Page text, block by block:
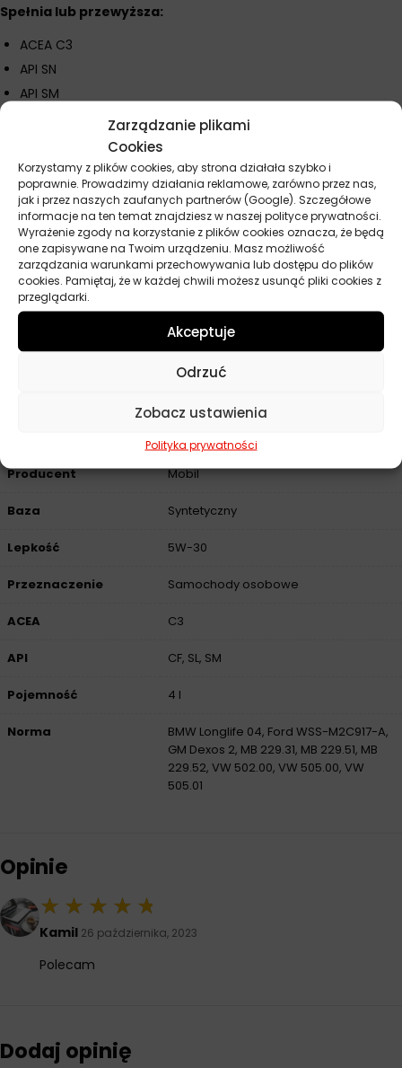
Zarządzanie plikami
Cookies
Korzystamy z plików cookies, aby strona działała szybko i
poprawnie. Prowadzimy działania reklamowe, zarówno przez nas,
jak i przez naszych zaufanych partnerów (Google). Szczegółowe
informacje na ten temat znajdziesz w naszej polityce prywatności.
Wyrażenie zgody na korzystanie z plików cookies oznacza, że będą
one zapisywane na Twoim urządzeniu. Masz możliwość
zarządzania warunkami przechowywania lub dostępu do plików
cookies. Pamiętaj, że w każdej chwili możesz usunąć pliki cookies z
przeglądarki.
Akceptuje
Odrzuć
Zobacz ustawienia
Polityka prywatności
Spełnia lub przewyższa:
ACEA C3
API SN
API SM
Parametry techniczne
Klasa lepkości: SAE 5W30
Gęstość w temp. 15°C: 0,85 g/ml
Lepkość kinematyczna w temp. 40°C: 68 mm²/s
Lepkość kinematyczna w temp. 100°C: 11,9 mm²/s
Temperatura płynięcia: minus 36°C
Temperatura zapłonu (COC): 230°C
Popiół siarczanowy: 0,8%
Fosfor: 0,08%
Parametry techniczne
Producent Mobil
Baza Syntetyczny
Lepkość 5W-30
Przeznaczenie Samochody osobowe
ACEA C3
API CF, SL, SM
Pojemność 4 l
Norma
BMW Longlife 04, Ford WSS-M2C917-A,
GM Dexos 2, MB 229.31, MB 229.51, MB
229.52, VW 502.00, VW 505.00, VW
505.01
Opinie
Kamil 26 października, 2023
Polecam
Dodaj opinię